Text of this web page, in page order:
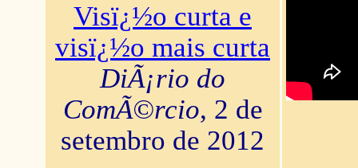
Visï¿½o curta e
visï¿½o mais curta
DiÃ¡rio do
ComÃ©rcio, 2 de
setembro de 2012